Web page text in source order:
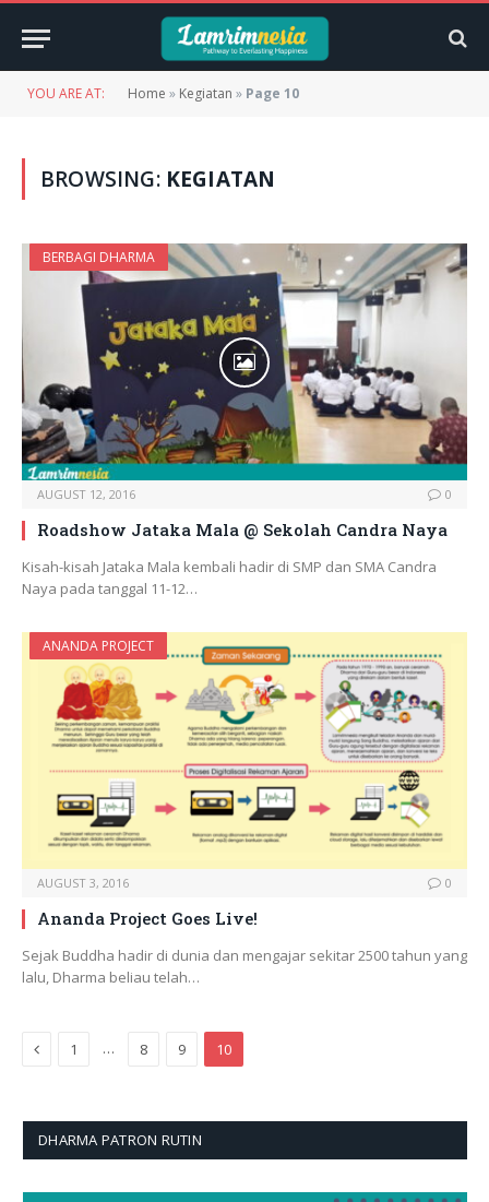
YOU ARE AT: Home » Kegiatan » Page 10
BROWSING: KEGIATAN
BERBAGI DHARMA
AUGUST 12, 2016 0
Roadshow Jataka Mala @ Sekolah Candra Naya
Kisah-kisah Jataka Mala kembali hadir di SMP dan SMA Candra
Naya pada tanggal 11-12…
ANANDA PROJECT
AUGUST 3, 2016 0
⁠⁠Ananda Project Goes Live!
Sejak Buddha hadir di dunia dan mengajar sekitar 2500 tahun yang
lalu, Dharma beliau telah…
Previous
1 … 8 9 10
DHARMA PATRON RUTIN